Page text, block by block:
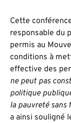
Cette
responsable du
permis au
conditions à
effective des
ne peut pas
politique
la pauvreté sans
a ainsi souligné